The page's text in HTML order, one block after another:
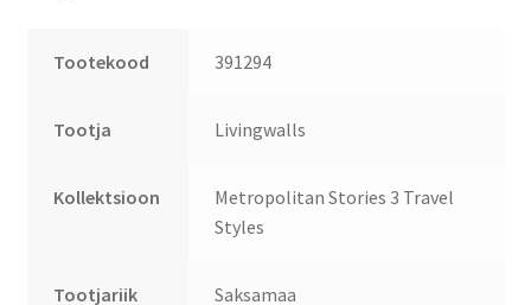
Tootekood 391294
Tootja Livingwalls
Kollektsioon
Metropolitan Stories 3 Travel
Styles
Tootjariik Saksamaa